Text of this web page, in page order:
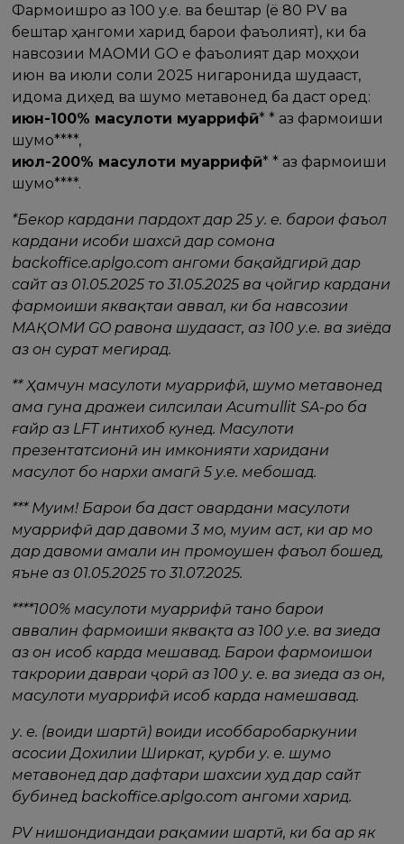
Фармоишро аз 100 у.e. ва бештар (ё 80 PV ва
бештар ҳангоми харид барои фаъолият), ки ба
навсозии МАҚОМИ GO е фаъолият дар моҳҳои
июн ва июли соли 2025 нигаронида шудааст,
идома диҳед ва шумо метавонед ба даст оред:
июн-100% маҳсулоти муаррифӣ* * аз фармоиши
шумо****,
июл-200% маҳсулоти муаррифӣ* * аз фармоиши
шумо****.
*Бекор кардани пардохт дар 25 у. e. барои фаъол
кардани ҳисоби шахсӣ дар сомона
backoffice.aplgo.com ҳангоми бақайдгирӣ дар
сайт аз 01.05.2025 то 31.05.2025 ва ҷойгир кардани
фармоиши яквақтаи аввал, ки ба навсозии
МАҚОМИ GO равона шудааст, аз 100 у.е. ва зиёда
аз он сурат мегирад.
** Ҳамчун маҳсулоти муаррифӣ, шумо метавонед
ҳама гуна дражеи силсилаи Acumullit SA-ро ба
ғайр аз LFT интихоб кунед. Маҳсулоти
презентатсионӣ ин имконияти харидани
маҳсулот бо нархи ҳамагӣ 5 у.е. мебошад.
*** Муҳим! Барои ба даст овардани маҳсулоти
муаррифӣ дар давоми 3 моҳ, муҳим аст, ки ҳар моҳ
дар давоми амали ин промоушен фаъол бошед,
яъне аз 01.05.2025 то 31.07.2025.
****100% маҳсулоти муаррифӣ танҳо барои
аввалин фармоиши яквақта аз 100 у.е. ва зиеда
аз он ҳисоб карда мешавад. Барои фармоишҳои
такрории давраи ҷорӣ аз 100 у. е. ва зиеда аз он,
маҳсулоти муаррифӣ ҳисоб карда намешавад.
у. е. (воҳиди шартӣ) воҳиди ҳисоббаробаркунии
асосии Дохилии Ширкат, қурби у. е. шумо
метавонед дар дафтари шахсии худ дар сайт
бубинед backoffice.aplgo.com ҳангоми харид.
PV нишондиҳандаи рақамии шартӣ, ки ба ҳар як